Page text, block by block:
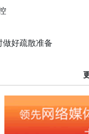
好疏散准备